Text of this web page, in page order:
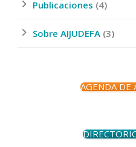
Publicaciones (4)
Sobre AIJUDEFA (3)
AGENDA DE